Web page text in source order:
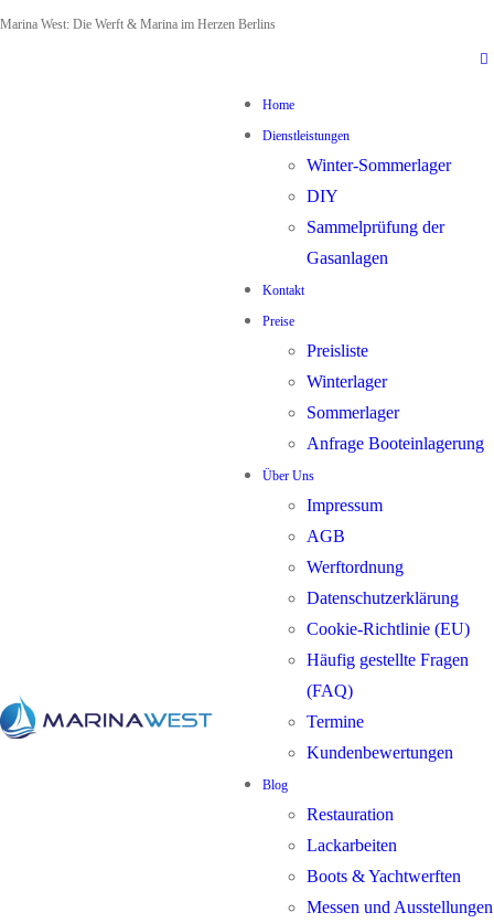
Zum
Menü
Schließen
Marina West: Die Werft & Marina im Herzen Berlins
Home
Dienstleistungen
Winter-Sommerlager
DIY
Sammelprüfung der
Gasanlagen
Kontakt
Preise
Preisliste
Winterlager
Sommerlager
Anfrage Booteinlagerung
Über Uns
Impressum
AGB
Werftordnung
Datenschutzerklärung
Cookie-Richtlinie (EU)
Häufig gestellte Fragen
(FAQ)
Termine
Kundenbewertungen
Blog
Restauration
Lackarbeiten
Boots & Yachtwerften
Messen und Ausstellungen